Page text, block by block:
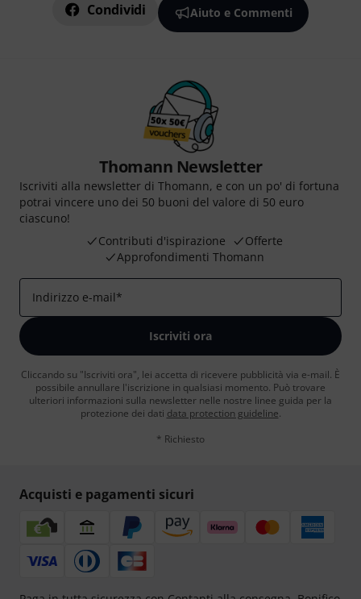
Condividi Aiuto e Commenti
Thomann Newsletter
Iscriviti alla newsletter di Thomann, e con un po' di fortuna
potrai vincere uno dei 50 buoni del valore di 50 euro
ciascuno!
Contributi d'ispirazione
Offerte
Approfondimenti Thomann
Indirizzo e-mail*
Iscriviti ora
Cliccando su "Iscriviti ora", lei accetta di ricevere pubblicità via e-mail. È
possibile annullare l'iscrizione in qualsiasi momento. Può trovare
ulteriori informazioni sulla newsletter nelle nostre linee guida per la
protezione dei dati data protection guideline.
* Richiesto
Acquisti e pagamenti sicuri